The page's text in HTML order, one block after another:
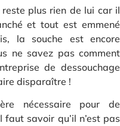
plus rien de lui car il
et tout est emmené
la souche est encore
ne savez pas comment
de dessouchage
disparaître !
nécessaire pour de
savoir qu’il n’est pas